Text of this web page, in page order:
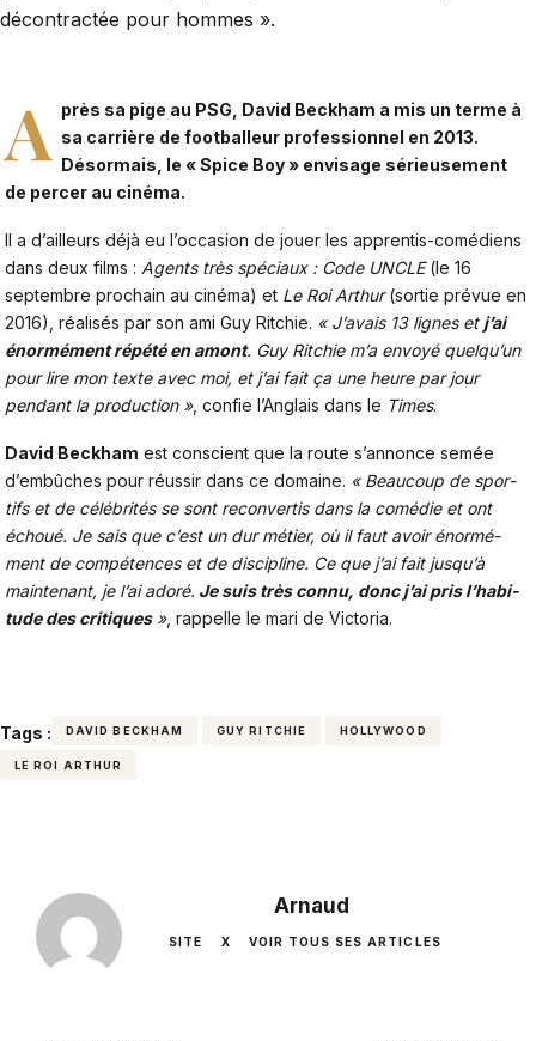
décontractée pour hommes ».
A près sa pige au PSG, David Beckham a mis un terme à
sa carrière de footballeur professionnel en 2013.
Désormais, le « Spice Boy » envisage sérieusement
de percer au cinéma.
Il a d’ailleurs déjà eu l’occasion de jouer les apprentis-comédiens
dans deux films : Agents très spéciaux : Code UNCLE(le 16
septembre prochain au cinéma) et Le Roi Arthur(sortie prévue en
2016), réali­sés par son ami Guy Ritchie. « J’avais 13 lignes et j’ai
énor­mé­ment répété en amont. Guy Ritchie m’a envoyé quelqu’un
pour lire mon texte avec moi, et j’ai fait ça une heure par jour
pendant la produc­tion », confie l’Anglais dans le Times.
David Beckham est conscient que la route s’annonce semée
d’embûches pour réussir dans ce domaine. « Beau­coup de spor­
tifs et de célé­bri­tés se sont recon­ver­tis dans la comé­die et ont
échoué. Je sais que c’est un dur métier, où il faut avoir énor­mé­
ment de compé­tences et de disci­pline. Ce que j’ai fait jusqu’à
main­te­nant, je l’ai adoré. Je suis très connu, donc j’ai pris l’ha­bi­
tude des critiques», rappelle le mari de Victoria.
Tags : DAVID BECKHAM GUY RITCHIE HOLLYWOOD
LE ROI ARTHUR
Arnaud
SITE X VOIR TOUS SES ARTICLES